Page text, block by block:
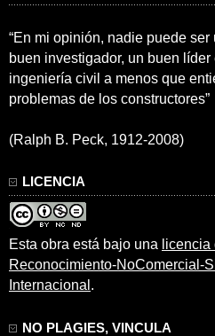
“En mi opinión, nadie puede
buen investigador, un buen
ingeniería civil a menos que
problemas de los constructores”
(Ralph B. Peck, 1912-2008)
LICENCIA
Esta obra está bajo una
Reconocimiento-NoComercial-
Internacional .
NO PLAGIES, VINCULA